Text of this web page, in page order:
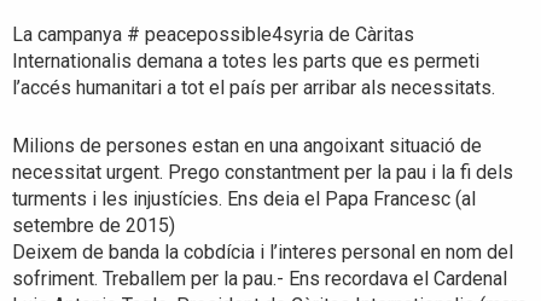
La campanya # peacepossible4syria de Càritas
Internationalis demana a totes les parts que es permeti
l’accés humanitari a tot el país per arribar als necessitats.
Milions de persones estan en una angoixant situació de
necessitat urgent. Prego constantment per la pau i la fi dels
turments i les injustícies. Ens deia el Papa Francesc (al
setembre de 2015)
Deixem de banda la cobdícia i l’interes personal en nom del
sofriment. Treballem per la pau.- Ens recordava el Cardenal